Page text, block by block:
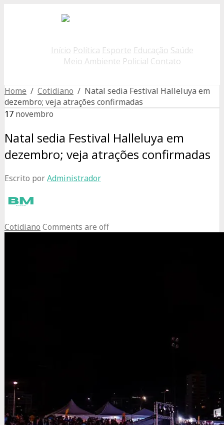
Início Política Esporte Educação Saúde
Meio Ambiente Policial Contato
Home / Cotidiano / Natal sedia Festival Halleluya em
dezembro; veja atrações confirmadas
17 novembro
Natal sedia Festival Halleluya em
dezembro; veja atrações confirmadas
Escrito porAdministrador
Cotidiano Comments are off